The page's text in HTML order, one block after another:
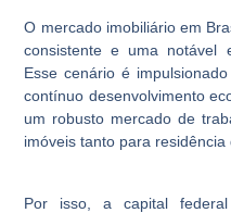
O mercado imobiliário em
consistente e uma notável
Esse cenário é
contínuo desenvolvimento
um robusto mercado de
imóveis tanto para
Por isso, a capital